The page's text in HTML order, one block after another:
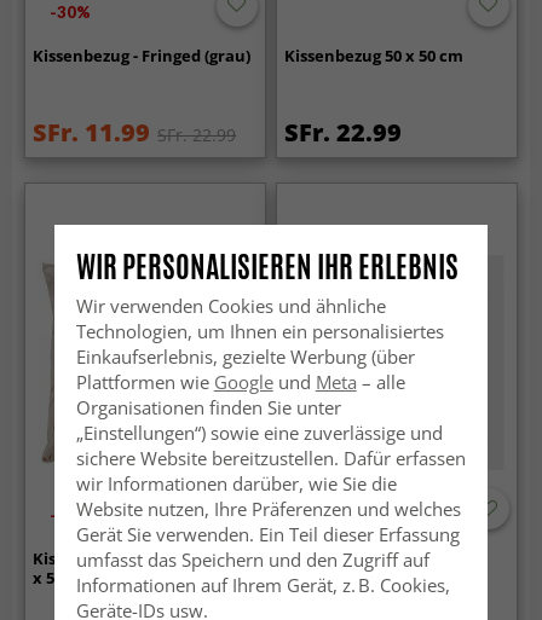
-30%
Kissenbezug - Fringed (grau)
SFr. 11.99 SFr. 22.99
Kissenbezug 50 x 50 cm
SFr. 22.99
-50%
Kissenbezug - Samtkissen 50
x 50 cm
Kissenbezug 50 x 50 cm
WIR PERSONALISIEREN IHR ERLEBNIS
Wir verwenden Cookies und ähnliche
Technologien, um Ihnen ein personalisiertes
Einkaufserlebnis, gezielte Werbung (über
Plattformen wie Googleund Meta – alle
Organisationen finden Sie unter
„Einstellungen“) sowie eine zuverlässige und
sichere Website bereitzustellen. Dafür erfassen
wir Informationen darüber, wie Sie die
Website nutzen, Ihre Präferenzen und welches
Gerät Sie verwenden. Ein Teil dieser Erfassung
umfasst das Speichern und den Zugriff auf
Informationen auf Ihrem Gerät, z. B. Cookies,
Geräte-IDs usw.